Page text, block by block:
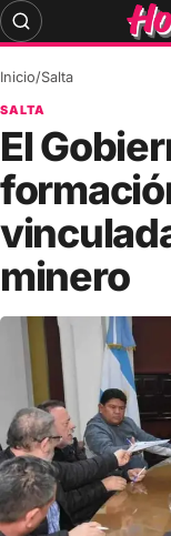
Skip
to
Inicio/Salta
SALTA
El
minero